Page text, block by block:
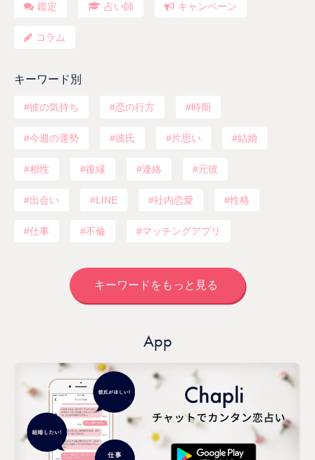
鑑定 占い師 キャンペーン
コラム
キーワード別
彼の気持ち 恋の行方 時期
今週の運勢 彼氏 片思い 結婚
相性 復縁 連絡 元彼
出会い LINE 社内恋愛 性格
仕事 不倫 マッチングアプリ
キーワードをもっと見る
App